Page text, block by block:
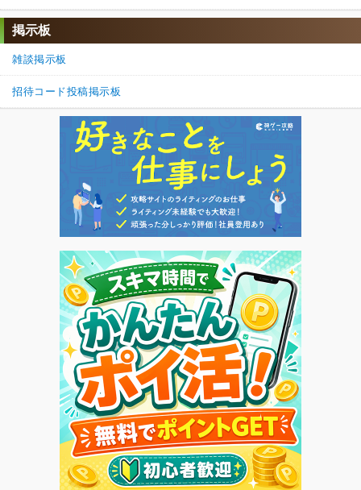
掲示板
雑談掲示板
招待コード投稿掲示板